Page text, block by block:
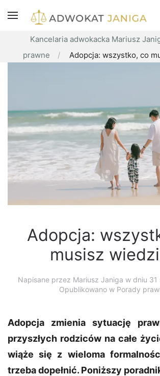
Kancelaria adwokacka Mariusz
prawne
Adopcja: wszystko, co
Adopcja:
musisz
Napisane przez Mariusz Janiga w dniu 31
Opublikowano w Porady
Adopcja zmienia sytuację
przyszłych rodziców na całe
wiąże się z wieloma
trzeba dopełnić. Poniższy